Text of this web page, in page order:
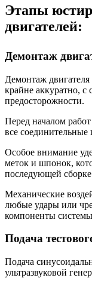
Этапы
двигателей:
Демонтаж
Демонтаж
крайне аккуратно, с
предосторожности.
Перед началом
все соединительные
Особое внимание
меток и шпонок,
последующей
Механические
любые удары или
компоненты
Подача
Подача
ультразвуковой